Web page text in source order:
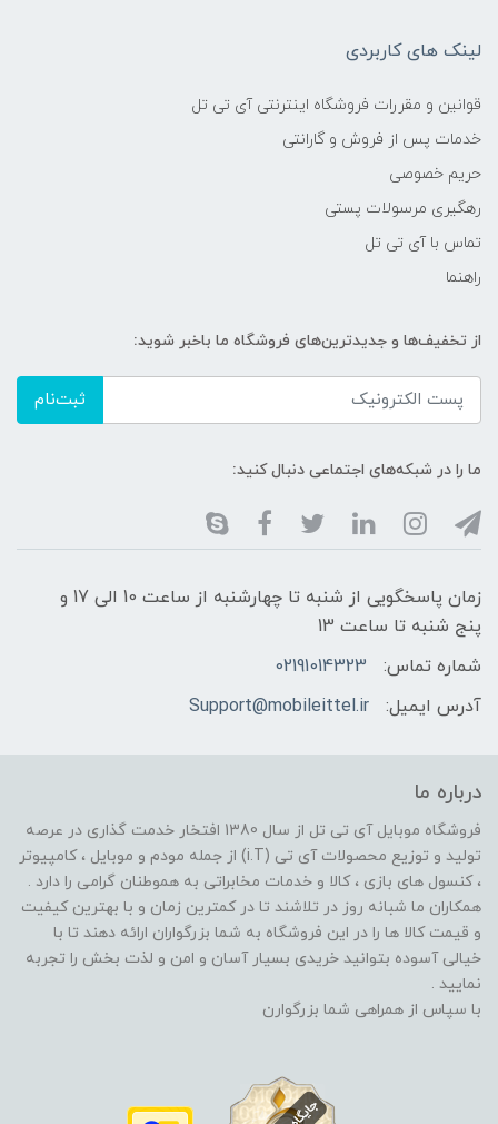
لینک های کاربردی
قوانین و مقررات فروشگاه اینترنتی آی تی تل
خدمات پس از فروش و گارانتی
حریم خصوصی
رهگیری مرسولات پستی
تماس با آی تی تل
راهنما
از تخفیف‌ها و جدیدترین‌های فروشگاه ما باخبر شوید:
ثبت‌نام
ما را در شبکه‌های اجتماعی دنبال کنید:
زمان پاسخگویی از شنبه تا چهارشنبه از ساعت 10 الی 17 و
پنج شنبه تا ساعت 13
شماره تماس:
02191014323
آدرس ایمیل:
Support@mobileittel.ir
درباره ما
فروشگاه موبایل آی تی تل از سال 1380 افتخار خدمت گذاری در عرصه
تولید و توزیع محصولات آی تی (i.T) از جمله مودم و موبایل ، کامپیوتر
، کنسول های بازی ، کالا و خدمات مخابراتی به هموطنان گرامی را دارد .
همکاران ما شبانه روز در تلاشند تا در کمترین زمان و با بهترین کیفیت
و قیمت کالا ها را در این فروشگاه به شما بزرگواران ارائه دهند تا با
خیالی آسوده بتوانید خریدی بسیار آسان و امن و لذت بخش را تجربه
نمایید .
با سپاس از همراهی شما بزرگوارن